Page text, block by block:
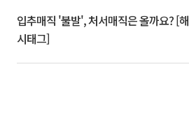
입추매직 '불발', 처서매직은 올까요? [해
시태그]